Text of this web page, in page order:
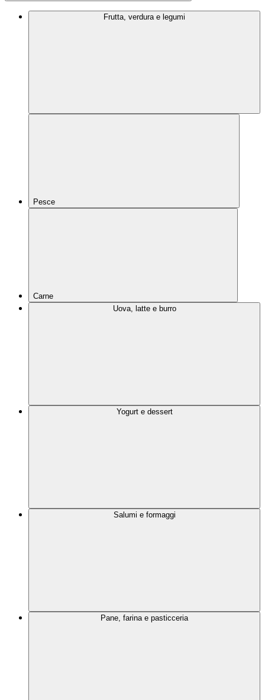
Frutta, verdura e legumi
Pesce
Carne
Uova, latte e burro
Yogurt e dessert
Salumi e formaggi
Pane, farina e pasticceria